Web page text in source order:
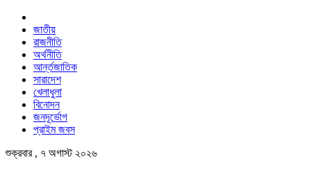
জাতীয়
রাজনীতি
অর্থনীতি
আর্ন্তজাতিক
সারাদেশ
খেলাধুলা
বিনোদন
জনদূর্ভোগ
প্রাইম জবস
শুক্রবার , ৭ অগাস্ট ২০২৬